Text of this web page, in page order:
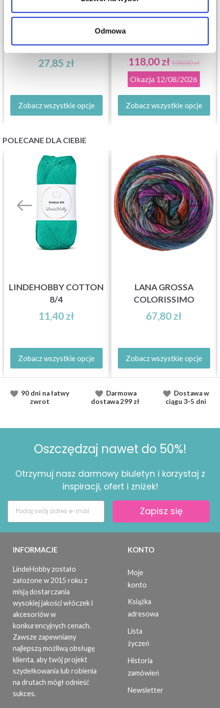
Odmowa
PERMIN LEONORA
27,85 zł
Zobacz wszystkie opcje
MANOS DEL URUGUAY
FINO
118,00 zł138,00 zł
Okazja 12/08/2026
Zobacz wszystkie opcje
POLECANE DLA CIEBIE
LINDEHOBBY COTTON
8/4
11,40 zł
Zobacz wszystkie opcje
LANA GROSSA
COLORISSIMO
67,80 zł
Zobacz wszystkie opcje
90 dni na łatwy
zwrot
Darmowa
dostawa299 zł
Dostawaw
ciągu 3-5 dni
Oszczędzaj nawet do 50%!
Otrzymuj nasz darmowy biuletyn i korzystaj z
inspiracji, ofert i zniżek!
Zapisz się
INFORMACJE
LindeHobby zostało
założone w 2015 roku z
misją dostarczania
wysokiej jakości włóczek i
akcesoriów w
konkurencyjnych cenach.
Zawsze zapewniamy
najlepszą możliwą obsługę
klienta, aby twój projekt
szydełkowania lub robienia
na drutach mógł odnieść
sukces.
KONTO
Moje
konto
Książka
adresowa
Lista
życzeń
Historia
zamówień
Newsletter